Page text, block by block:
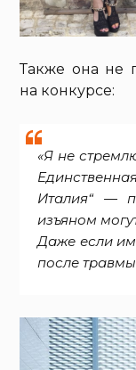
Также она не
на конкурсе:
«Я не
Италия“ —
изъяном
Даже если им
после